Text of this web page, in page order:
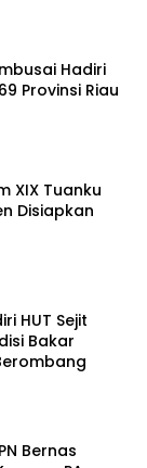
Hadiri
Provinsi Riau
XIX Tuanku
Disiapkan
HUT Sejit
Bakar
Bernas